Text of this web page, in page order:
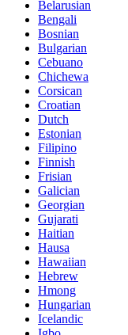
Belarusian
Bengali
Bosnian
Bulgarian
Cebuano
Chichewa
Corsican
Croatian
Dutch
Estonian
Filipino
Finnish
Frisian
Galician
Georgian
Gujarati
Haitian
Hausa
Hawaiian
Hebrew
Hmong
Hungarian
Icelandic